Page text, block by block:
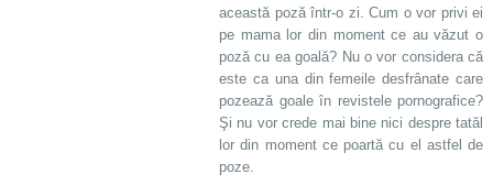
această poză într-o zi. Cum o vor privi ei
pe mama lor din moment ce au văzut o
poză cu ea goală? Nu o vor considera că
este ca una din femeile desfrânate care
pozează goale în revistele pornografice?
Şi nu vor crede mai bine nici despre tatăl
lor din moment ce poartă cu el astfel de
poze.